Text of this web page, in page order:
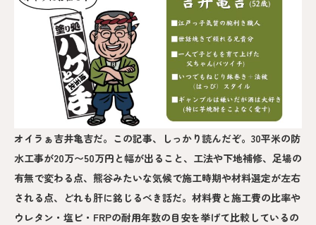
オイラぁ吉井亀吉だ。この記事、しっかり読んだぞ。30平米の防
水工事が20万〜50万円と幅が出ること、工法や下地補修、足場の
有無で変わる点、熊谷みたいな気候で施工時期や材料選定が左右
される点、どれも肝に銘じるべき話だ。材料費と施工費の比率や
ウレタン・塩ビ・FRPの耐用年数の目安を挙げて比較しているの